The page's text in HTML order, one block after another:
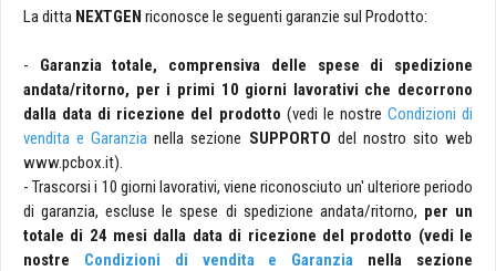
La ditta NEXTGEN riconosce le seguenti garanzie sul Prodotto:
- Garanzia totale, comprensiva delle spese di spedizione
andata/ritorno, per i primi 10 giorni lavorativi che decorrono
dalla data di ricezione del prodotto (vedi le nostre Condizioni di
vendita e Garanzia nella sezione SUPPORTO del nostro sito web
www.pcbox.it).
- Trascorsi i 10 giorni lavorativi, viene riconosciuto un' ulteriore periodo
di garanzia, escluse le spese di spedizione andata/ritorno, per un
totale di 24 mesi dalla data di ricezione del prodotto (vedi le
nostre Condizioni di vendita e Garanzia nella sezione